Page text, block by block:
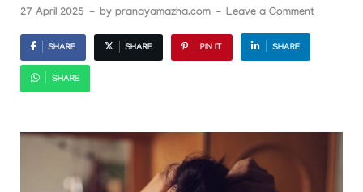
27 April 2025 - by pranayamazha.com - Leave a Comment
SHARE SHARE PIN IT SHARE
SHARE